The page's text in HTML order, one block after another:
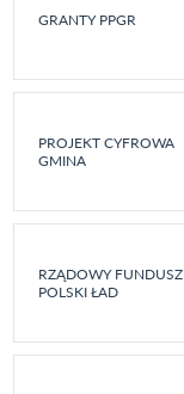
GRANTY PPGR
PROJEKT CYFROWA
GMINA
RZĄDOWY FUNDUSZ
POLSKI ŁAD